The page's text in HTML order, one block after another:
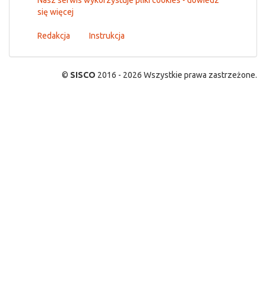
się więcej
Redakcja Instrukcja
© SISCO 2016 - 2026 Wszystkie prawa zastrzeżone.